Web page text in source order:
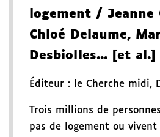
logement / Jeanne
Chloé Delaume,
Desbiolles... [et al.]
Éditeur : le Cherche midi,
Trois millions de
pas de logement ou vivent